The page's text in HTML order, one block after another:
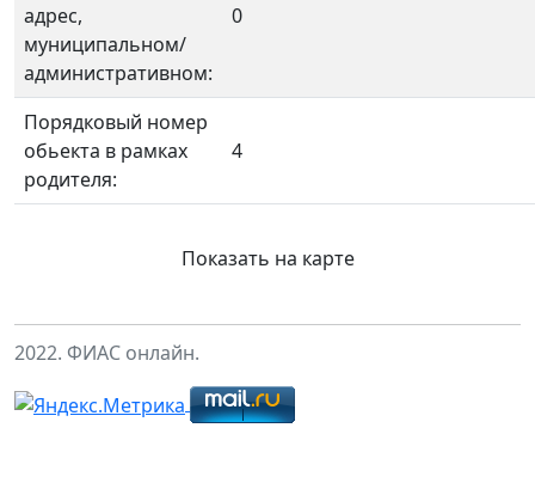
адрес,
муниципальном/
административном:
0
Порядковый номер
обьекта в рамках
родителя:
4
Показать на карте
2022. ФИАС онлайн.